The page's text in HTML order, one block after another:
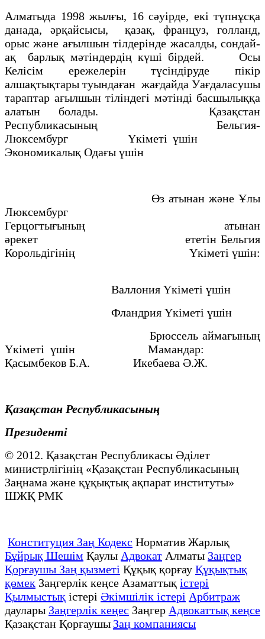
Алматыда 1998 жылғы, 16 сәуірде, екі түпнұсқа
данада, әрқайсысы, қазақ, француз, голланд,
орыс және ағылшын тілдерінде жасалды, сондай-
ақ барлық мәтіндердің күші бірдей. Осы
Келісім ережелерін түсіндіруде пікір
алшақтықтары туындаған жағдайда Уағдаласушы
тараптар ағылшын тіліндегі мәтінді басшылыққа
алатын болады. Қазақстан
Республикасының Бельгия-
Люксембург Үкіметі үшін
Экономикалық Одағы үшін
Өз атынан және Ұлы
Люксембург
Герцогтығының атынан
әрекет ететін Бельгия
Корольдігінің Үкіметі үшін:
Валлония Үкіметі үшін
Фландрия Үкіметі үшін
Брюссель аймағының
Үкіметі үшін Мамандар:
Қасымбеков Б.А. Икебаева Ә.Ж.
Қазақстан Республикасының
Президенті
© 2012. Қазақстан Республикасы Әділет
министрлігінің «Қазақстан Республикасының
Заңнама және құқықтық ақпарат институты»
ШЖҚ РМК
Конституция Заң Кодекс Норматив Жарлық
Бұйрық Шешім Қаулы Адвокат Алматы Заңгер
Қорғаушы Заң қызметі Құқық қорғау Құқықтық
қөмек Заңгерлік кеңсе Азаматтық істері
Қылмыстық істері Әкімшілік істері Арбитраж
даулары Заңгерлік кеңес Заңгер Адвокаттық кеңсе
Қазақстан Қорғаушы Заң компаниясы